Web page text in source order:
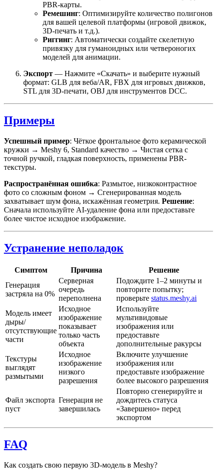
PBR-карты.
Ремешинг: Оптимизируйте количество полигонов
для вашей целевой платформы (игровой движок,
3D-печать и т.д.).
Риггинг: Автоматически создайте скелетную
привязку для гуманоидных или четвероногих
моделей для анимации.
Экспорт — Нажмите «Скачать» и выберите нужный
формат: GLB для веба/AR, FBX для игровых движков,
STL для 3D-печати, OBJ для инструментов DCC.
Примеры
Успешный пример: Чёткое фронтальное фото керамической
кружки → Meshy 6, Standard качество → Чистая сетка с
точной ручкой, гладкая поверхность, применены PBR-
текстуры.
Распространённая ошибка: Размытое, низкоконтрастное
фото со сложным фоном → Сгенерированная модель
захватывает шум фона, искажённая геометрия. Решение:
Сначала используйте AI-удаление фона или предоставьте
более чистое исходное изображение.
Устранение неполадок
Симптом Причина
Решение
Генерация
застряла на 0%
Серверная
очередь
переполнена
Подождите 1–2 минуты и
повторите попытку;
проверьте status.meshy.ai
Модель имеет
дыры/
отсутствующие
части
Исходное
изображение
показывает
только часть
объекта
Используйте
мультивидовые
изображения или
предоставьте
дополнительные ракурсы
Текстуры
выглядят
размытыми
Исходное
изображение
низкого
разрешения
Включите улучшение
изображения или
предоставьте изображение
более высокого разрешения
Файл экспорта
пуст
Генерация не
завершилась
Повторно сгенерируйте и
дождитесь статуса
«Завершено» перед
экспортом
FAQ
Как создать свою первую 3D-модель в Meshy?